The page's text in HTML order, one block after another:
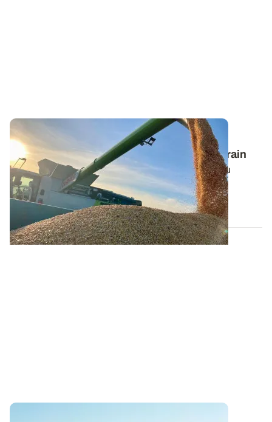
BRETAGNE
Estimer le rendement fourrager du maïs grain
Les canicules à répétition et le manque d’eau ont pu
fortement pénaliser le potentiel de...
06 AOÛT 2026